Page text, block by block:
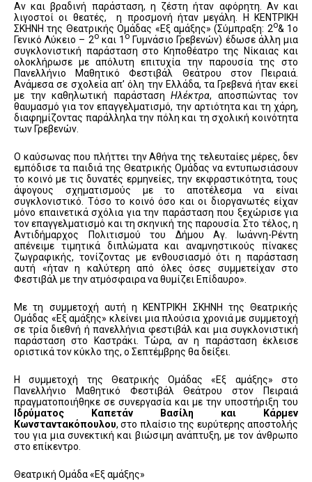
Αν και βραδινή παράσταση, η ζέστη ήταν αφόρητη. Αν και
λιγοστοί οι θεατές, η προσμονή ήταν μεγάλη. Η ΚΕΝΤΡΙΚΗ
ΣΚΗΝΗ της Θεατρικής Ομάδας «Εξ αμάξης» (Σύμπραξη: 2ο& 1ο
Γενικό Λύκειο – 2οκαι 1ο Γυμνάσιο Γρεβενών) έδωσε άλλη μια
συγκλονιστική παράσταση στο Κηποθέατρο της Νίκαιας και
ολοκλήρωσε με απόλυτη επιτυχία την παρουσία της στο
Πανελλήνιο Μαθητικό Φεστιβάλ Θεάτρου στον Πειραιά.
Ανάμεσα σε σχολεία απ’ όλη την Ελλάδα, τα Γρεβενά ήταν εκεί
με την καθηλωτική παράσταση Ηλέκτρα, αποσπώντας τον
θαυμασμό για τον επαγγελματισμό, την αρτιότητα και τη χάρη,
διαφημίζοντας παράλληλα την πόλη και τη σχολική κοινότητα
των Γρεβενών.
Ο καύσωνας που πλήττει την Αθήνα της τελευταίες μέρες, δεν
εμπόδισε τα παιδιά της Θεατρικής Ομάδας να εντυπωσιάσουν
το κοινό με τις δυνατές ερμηνείες, την εκφραστικότητα, τους
άψογους σχηματισμούς με το αποτέλεσμα να είναι
συγκλονιστικό. Τόσο το κοινό όσο και οι διοργανωτές είχαν
μόνο επαινετικά σχόλια για την παράσταση που ξεχώρισε για
τον επαγγελματισμό και τη σκηνική της παρουσία. Στο τέλος, η
Αντιδήμαρχος Πολιτισμού του Δήμου Αγ. Ιωάννη-Ρέντη
απένειμε τιμητικά διπλώματα και αναμνηστικούς πίνακες
ζωγραφικής, τονίζοντας με ενθουσιασμό ότι η παράσταση
αυτή «ήταν η καλύτερη από όλες όσες συμμετείχαν στο
Φεστιβάλ με την ατμόσφαιρα να θυμίζει Επίδαυρο».
Με τη συμμετοχή αυτή η ΚΕΝΤΡΙΚΗ ΣΚΗΝΗ της Θεατρικής
Ομάδας «Εξ αμάξης» κλείνει μια πλούσια χρονιά με συμμετοχή
σε τρία διεθνή ή πανελλήνια φεστιβάλ και μια συγκλονιστική
παράσταση στο Καστράκι. Τώρα, αν η παράσταση έκλεισε
οριστικά τον κύκλο της, ο Σεπτέμβρης θα δείξει.
Η συμμετοχή της Θεατρικής Ομάδας «Εξ αμάξης» στο
Πανελλήνιο Μαθητικό Φεστιβάλ Θεάτρου στον Πειραιά
πραγματοποιήθηκε σε συνεργασία και με την υποστήριξη του
Ιδρύματος Καπετάν Βασίλη και Κάρμεν
Κωνσταντακόπουλου, στο πλαίσιο της ευρύτερης αποστολής
του για μια συνεκτική και βιώσιμη ανάπτυξη, με τον άνθρωπο
στο επίκεντρο.
Θεατρική Ομάδα «Εξ αμάξης»